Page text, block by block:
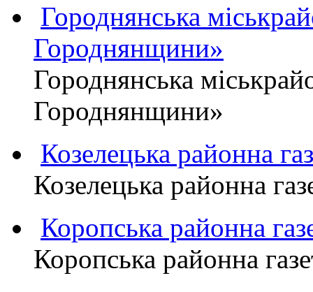
Городнянська
Городнянщини»
Городнянська
Городнянщини»
Козелецька районна
Козелецька районна
Коропська районна
Коропська районна